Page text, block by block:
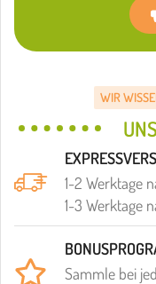
WIR
1-2 Werktage
1-3 Werktage
Sammle bei